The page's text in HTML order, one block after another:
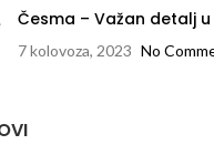
Česma – Važan detalj
7 kolovoza, 2023 No